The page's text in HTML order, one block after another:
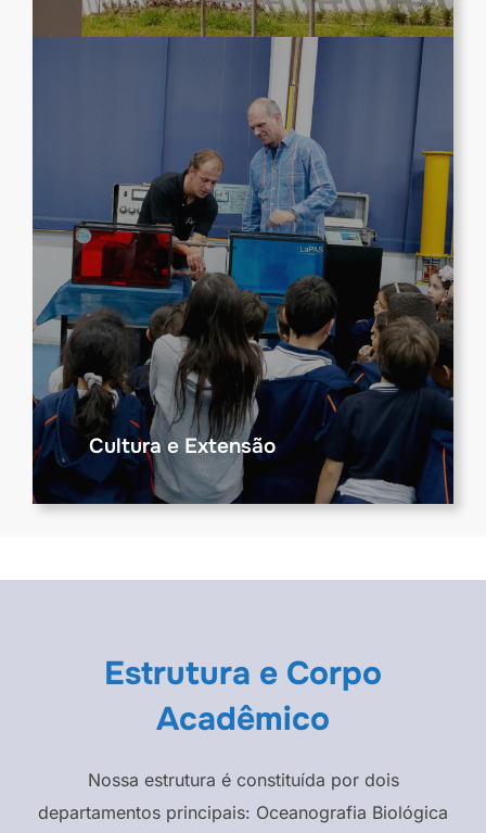
Cultura e Extensão
Estrutura e Corpo
Acadêmico
Nossa estrutura é constituída por dois
departamentos principais: Oceanografia Biológica